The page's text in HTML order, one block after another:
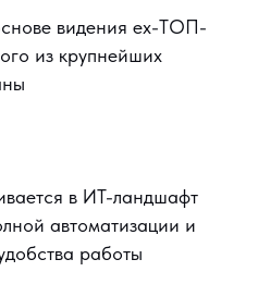
видения ex-ТОП-
из крупнейших
в ИТ-ландшафт
автоматизации и
работы